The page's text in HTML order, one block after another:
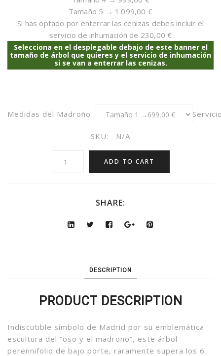
Tamaño 5 → 1.099,00 €
Si has optado por enterrar las cenizas debes incluir el
servicio de inhumación de 230,00 €
Selecciona en el desplegable debajo de este banner el
tamaño de árbol que quieres y el servicio de inhumación
si se van a enterrar las cenizas.
Medidas del Madroño
SKU: N/A
ADD TO CART
SHARE:
DESCRIPTION
PRODUCT DESCRIPTION
Indiscutible símbolo de Madrid por su emblemática
escultura del “oso y el madroño”, este árbol
perennifolio de bajo porte, raramente supera los 6